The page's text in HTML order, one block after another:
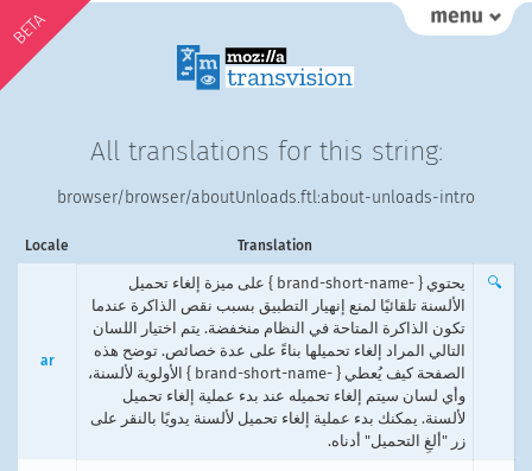
BETA
All translations for this string:
browser/browser/aboutUnloads.ftl:about-unloads-intro
Locale Translation
ar
يحتوي { -brand-short-name } على ميزة إلغاء تحميل
الألسنة تلقائيًا لمنع إنهيار التطبيق بسبب نقص الذاكرة عندما
تكون الذاكرة المتاحة في النظام منخفضة. يتم اختيار اللسان
التالي المراد إلغاء تحميلها بناءً على عدة خصائص. توضح هذه
الصفحة كيف يُعطي { -brand-short-name } الأولوية لألسنة،
وأي لسان سيتم إلغاء تحميله عند بدء عملية إلغاء تحميل
لألسنة. يمكنك بدء عملية إلغاء تحميل لألسنة يدويًا بالنقر على
زر "ألغِ التحميل" أدناه.
🔍